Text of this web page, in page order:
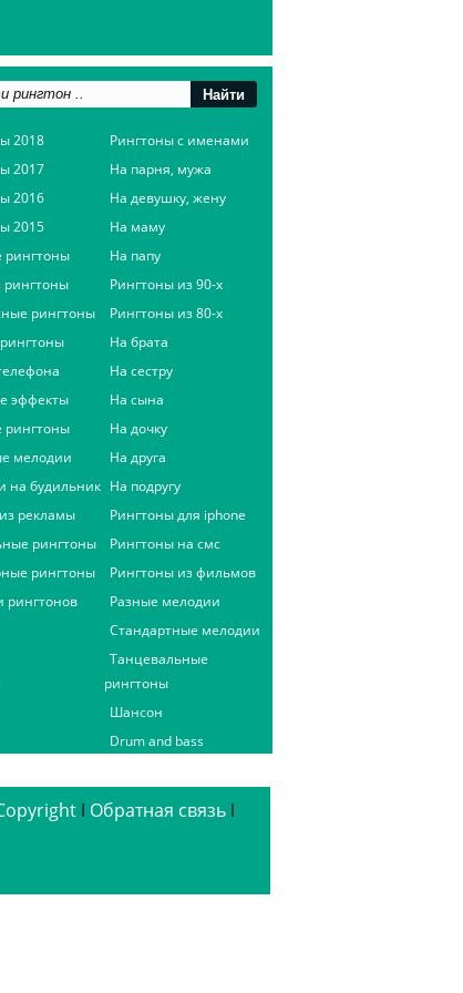
2018
2017
2016
2015
рингтоны
рингтоны
рингтоны
эффекты
рингтоны
мелодии
на будильник
рекламы
рингтоны
рингтоны
рингтонов
Рингтоны с именами
На парня, мужа
На девушку, жену
На маму
На папу
Рингтоны из 90-х
Рингтоны из 80-х
На брата
На сестру
На сына
На дочку
На друга
На подругу
Рингтоны для iphone
Рингтоны на смс
Рингтоны из фильмов
Разные мелодии
Стандартные мелодии
Танцевальные
рингтоны
Шансон
Drum and bass
ǀ Обратная связь ǀ